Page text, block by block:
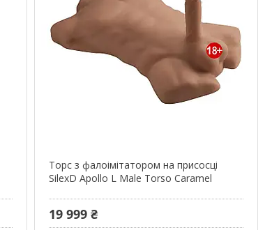
Торс з фалоімітатором на присосці
SilexD Apollo L Male Torso Caramel
19 999 ₴